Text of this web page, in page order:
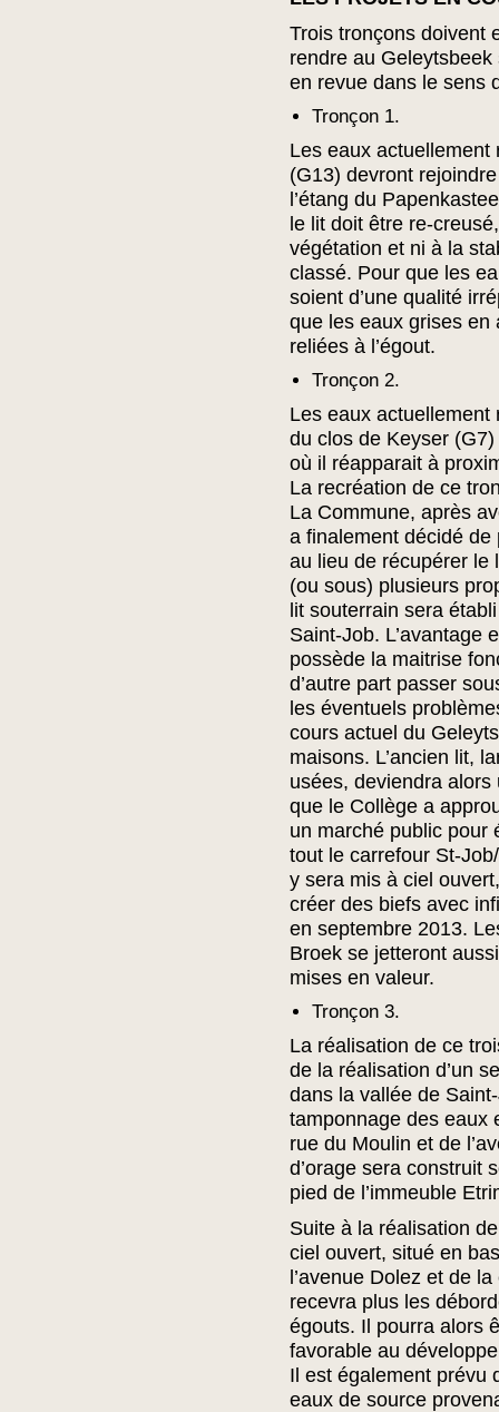
Trois tronçons doivent
rendre au
en revue dans le sens
Tronçon 1.
Les eaux actuellement
(G13) devront
l’étang du
le lit doit être re-
végétation et ni à la
classé. Pour que les
soient d’une qualité
que les eaux grises en
reliées à l’égout.
Tronçon 2.
Les eaux actuellement
du clos de Keyser
où il réapparait à
La recréation de ce
La Commune, après
a finalement décidé
au lieu de récupérer le
(ou sous) plusieurs
lit souterrain sera
Saint-Job. L’avantage
possède la maitrise
d’autre part passer
les éventuels
cours actuel du
maisons. L’ancien lit,
usées, deviendra alors
que le Collège a
un marché public pour
tout le carrefour St-
y sera mis à ciel
créer des biefs avec
en septembre 2013.
Broek se jetteront
mises en valeur.
Tronçon 3.
La réalisation de ce
de la réalisation d’un
dans la vallée de
tamponnage des eaux
rue du Moulin et de
d’orage sera construit
pied de l’immeuble
Suite à la réalisation
ciel ouvert, situé en
l’avenue Dolez et de
recevra plus les
égouts. Il pourra alors
favorable au
Il est également prévu
eaux de source